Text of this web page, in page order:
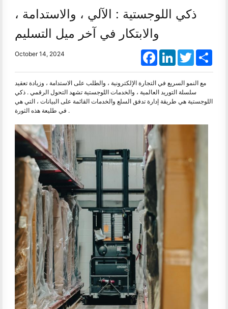
ذكي اللوجستية : الآلي ، والاستدامة ،
والابتكار في آخر ميل التسليم
October 14, 2024 FacebookLinkedInTwitter
مع النمو السريع في التجارة الإلكترونية ، والطلب على الاستدامة ، وزيادة تعقيد
سلسلة التوريد العالمية ، والخدمات اللوجستية تشهد التحول الرقمي . ذكي
اللوجستية هي طريقة إدارة تدفق السلع والخدمات القائمة على البيانات ، التي هي
في طليعة هذه الثورة .